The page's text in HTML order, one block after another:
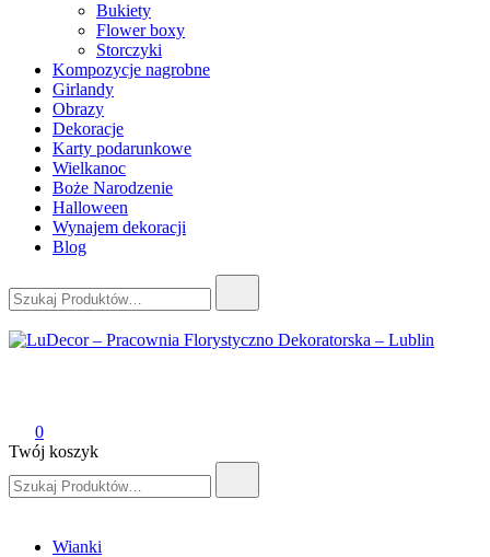
Bukiety
Flower boxy
Storczyki
Kompozycje nagrobne
Girlandy
Obrazy
Dekoracje
Karty podarunkowe
Wielkanoc
Boże Narodzenie
Halloween
Wynajem dekoracji
Blog
0
Twój koszyk
Wianki